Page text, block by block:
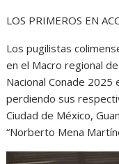
LOS PRIMEROS EN
Los pugilistas
en el Macro regional
Nacional Conade 2025
perdiendo sus
Ciudad de México,
“Norberto Mena